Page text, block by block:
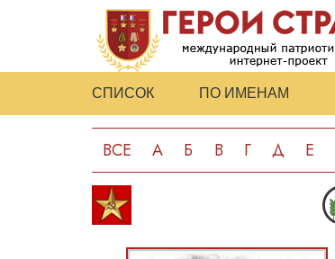
СПИСОК ПО ИМЕНАМ
ВСЕ А Б В Г Д Е